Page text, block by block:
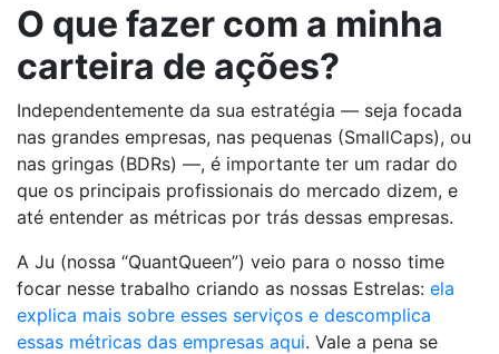
O que fazer com a minha
carteira de ações?
Independentemente da sua estratégia — seja focada
nas grandes empresas, nas pequenas (SmallCaps), ou
nas gringas (BDRs) —, é importante ter um radar do
que os principais profissionais do mercado dizem, e
até entender as métricas por trás dessas empresas.
A Ju (nossa “QuantQueen”) veio para o nosso time
focar nesse trabalho criando as nossas Estrelas: ela
explica mais sobre esses serviços e descomplica
essas métricas das empresas aqui. Vale a pena se